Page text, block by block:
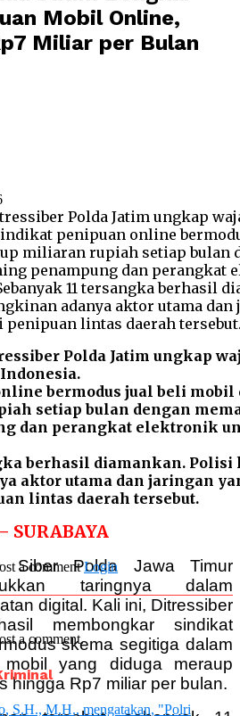
Mobil Online,
Miliar per Bulan
Polda Jatim ungkap
bermodus jual beli mobil
setiap bulan dengan
dan perangkat elektronik
berhasil diamankan.
aktor utama dan jaringan
lintas daerah tersebut.
SURABAYA
Siber Polda Jawa Timur
taringnya dalam
digital. Kali ini, Ditressiber
membongkar sindikat
skema segitiga dalam
yang diduga meraup
hingga Rp7 miliar per bulan.
a commentLogin
a comment.